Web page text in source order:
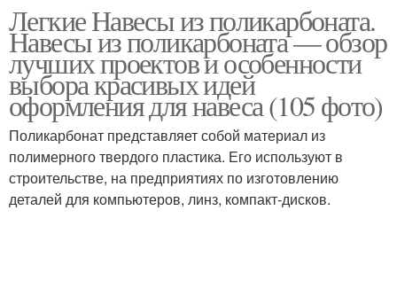
Легкие Навесы из поликарбоната.
Навесы из поликарбоната — обзор
лучших проектов и особенности
выбора красивых идей
оформления для навеса (105 фото)
Поликарбонат представляет собой материал из
полимерного твердого пластика. Его используют в
строительстве, на предприятиях по изготовлению
деталей для компьютеров, линз, компакт-дисков.